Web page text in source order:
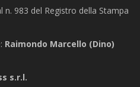
983 del Registro della Stampa
Raimondo Marcello (Dino)
s.r.l.